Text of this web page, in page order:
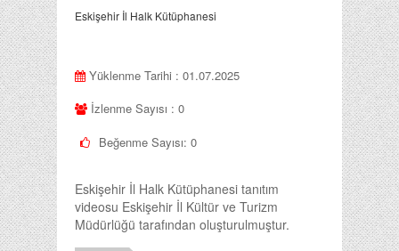
Eskişehir İl Halk Kütüphanesi
Yüklenme Tarihi : 01.07.2025
İzlenme Sayısı : 0
Beğenme Sayısı: 0
Eskişehir İl Halk Kütüphanesi tanıtım
videosu Eskişehir İl Kültür ve Turizm
Müdürlüğü tarafından oluşturulmuştur.